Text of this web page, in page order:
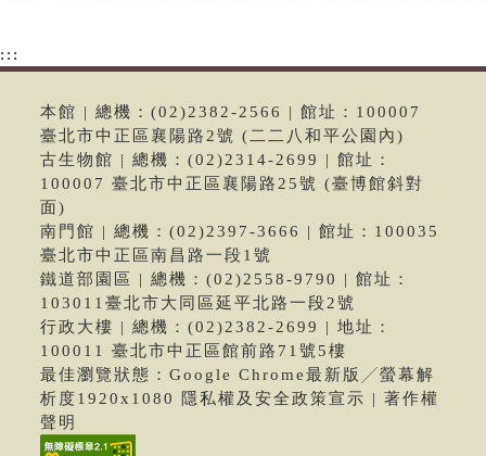
:::
本館 | 總機：(02)2382-2566 | 館址：100007
臺北市中正區襄陽路2號 (二二八和平公園內)
古生物館 | 總機：(02)2314-2699 | 館址：
100007 臺北市中正區襄陽路25號 (臺博館斜對
面)
南門館 | 總機：(02)2397-3666 | 館址：100035
臺北市中正區南昌路一段1號
鐵道部園區 | 總機：(02)2558-9790 | 館址：
103011臺北市大同區延平北路一段2號
行政大樓 | 總機：(02)2382-2699 | 地址：
100011 臺北市中正區館前路71號5樓
最佳瀏覽狀態：Google Chrome最新版╱螢幕解
析度1920x1080 隱私權及安全政策宣示 | 著作權
聲明